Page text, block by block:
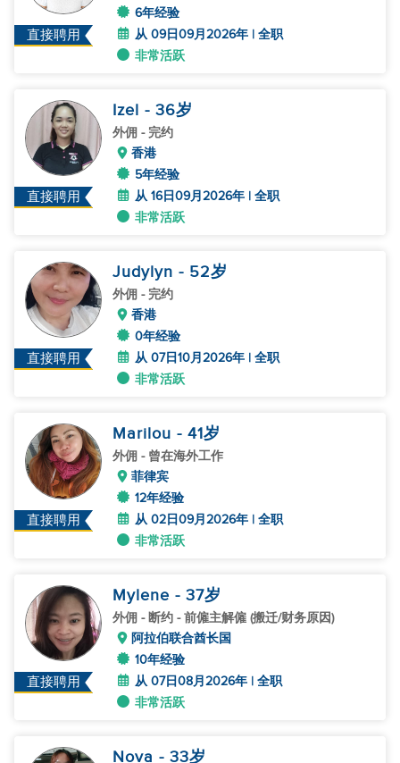
直接聘用
6年经验
从 09日09月2026年 | 全职
非常活跃
直接聘用
Izel - 36岁
外佣 - 完约
香港
5年经验
从 16日09月2026年 | 全职
非常活跃
直接聘用
Judylyn - 52岁
外佣 - 完约
香港
0年经验
从 07日10月2026年 | 全职
非常活跃
直接聘用
Marilou - 41岁
外佣 - 曾在海外工作
菲律宾
12年经验
从 02日09月2026年 | 全职
非常活跃
直接聘用
Mylene - 37岁
外佣 - 断约 - 前僱主解僱 (搬迁/财务原因)
阿拉伯联合酋长国
10年经验
从 07日08月2026年 | 全职
非常活跃
Nova - 33岁